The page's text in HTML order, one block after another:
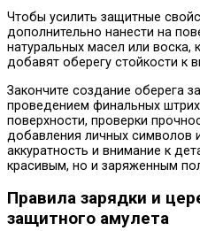
Чтобы усилить защитные
дополнительно нанести на
натуральных масел или воска,
добавят оберегу стойкости к
Закончите создание оберега
проведением финальных
поверхности, проверки
добавления личных символов
аккуратность и внимание к
красивым, но и заряженным
Правила зарядки и
защитного амулета